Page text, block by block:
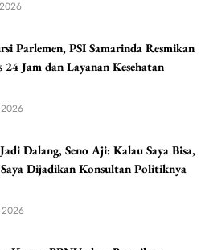
Parlemen, PSI Samarinda Resmikan
24 Jam dan Layanan Kesehatan
2026
Dalang, Seno Aji: Kalau Saya Bisa,
Dijadikan Konsultan Politiknya